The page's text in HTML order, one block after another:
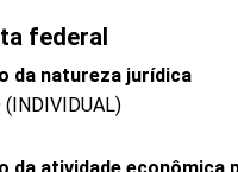
federal
da natureza jurídica
(INDIVIDUAL)